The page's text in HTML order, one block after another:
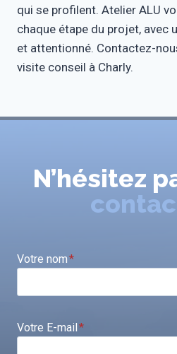
qui se profilent. Atelier ALU
chaque étape du projet, avec
et attentionné. Contactez-
visite conseil à Charly.
N’hésitez
Votre nom*
Votre E-mail*